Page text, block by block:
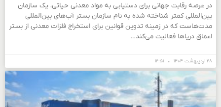
در عرصه رقابت جهانی برای دستیابی به مواد معدنی حیاتی، یک سازمان
بین‌المللی کمتر شناخته شده به نام سازمان بستر آب‌های بین‌المللی
مدت‌هاست که در زمینه تدوین قوانین برای استخراج فلزات معدنی از بستر
اعماق دریاها فعالیت می‌کند…
۲۸ اردیبهشت ۱۴۰۴